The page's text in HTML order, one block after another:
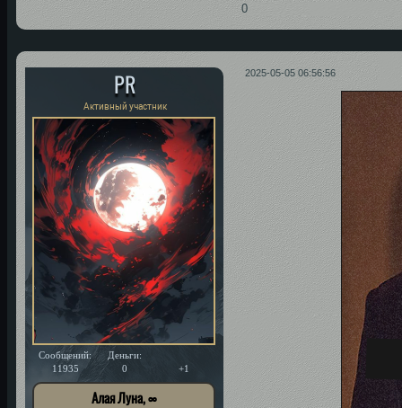
0
2025-05-05 06:56:56
PR
Активный участник
Сообщений:
11935
Деньги:
0
+1
Алая Луна, ∞